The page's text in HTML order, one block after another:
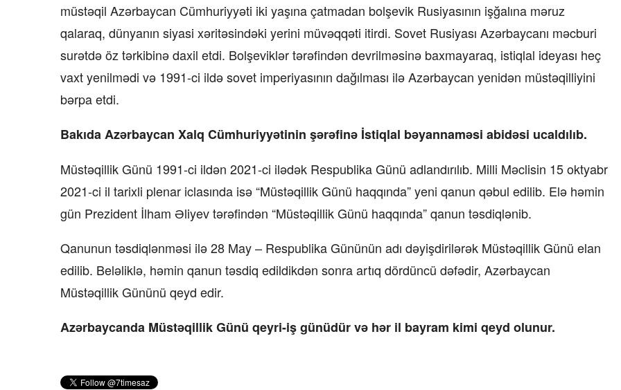
müstəqil Azərbaycan Cümhuriyyəti iki yaşına çatmadan bolşevik Rusiyasının işğalına məruz
qalaraq, dünyanın siyasi xəritəsindəki yerini müvəqqəti itirdi. Sovet Rusiyası Azərbaycanı məcburi
surətdə öz tərkibinə daxil etdi. Bolşeviklər tərəfindən devrilməsinə baxmayaraq, istiqlal ideyası heç
vaxt yenilmədi və 1991-ci ildə sovet imperiyasının dağılması ilə Azərbaycan yenidən müstəqilliyini
bərpa etdi.
Bakıda Azərbaycan Xalq Cümhuriyyətinin şərəfinə İstiqlal bəyannaməsi abidəsi ucaldılıb.
Müstəqillik Günü 1991-ci ildən 2021-ci ilədək Respublika Günü adlandırılıb. Milli Məclisin 15 oktyabr
2021-ci il tarixli plenar iclasında isə “Müstəqillik Günü haqqında” yeni qanun qəbul edilib. Elə həmin
gün Prezident İlham Əliyev tərəfindən “Müstəqillik Günü haqqında” qanun təsdiqlənib.
Qanunun təsdiqlənməsi ilə 28 May – Respublika Gününün adı dəyişdirilərək Müstəqillik Günü elan
edilib. Beləliklə, həmin qanun təsdiq edildikdən sonra artıq dördüncü dəfədir, Azərbaycan
Müstəqillik Gününü qeyd edir.
Azərbaycanda Müstəqillik Günü qeyri-iş günüdür və hər il bayram kimi qeyd olunur.